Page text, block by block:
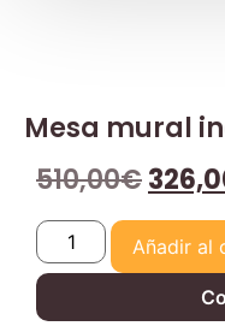
Mesa mural
510,00€
Añadir al